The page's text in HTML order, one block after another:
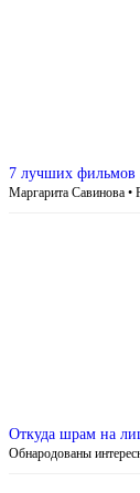
7 лучших фильмов
Маргарита Савинова •
Откуда шрам на
Обнародованы